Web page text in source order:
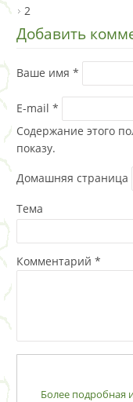
2
Добавить
Ваше имя *
E-mail *
Содержание этого
показу.
Домашняя страница
Тема
Комментарий *
Более подробная